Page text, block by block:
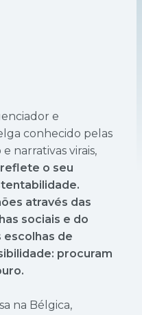
e
conhecido pelas
narrativas virais,
o seu
através das
sociais e do
escolhas de
procuram
na Bélgica,